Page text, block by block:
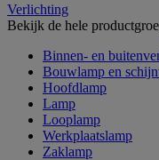
Verlichting
Bekijk de hele
Binnen- en
Bouwlamp en
Hoofdlamp
Lamp
Looplamp
Werkplaatslamp
Zaklamp